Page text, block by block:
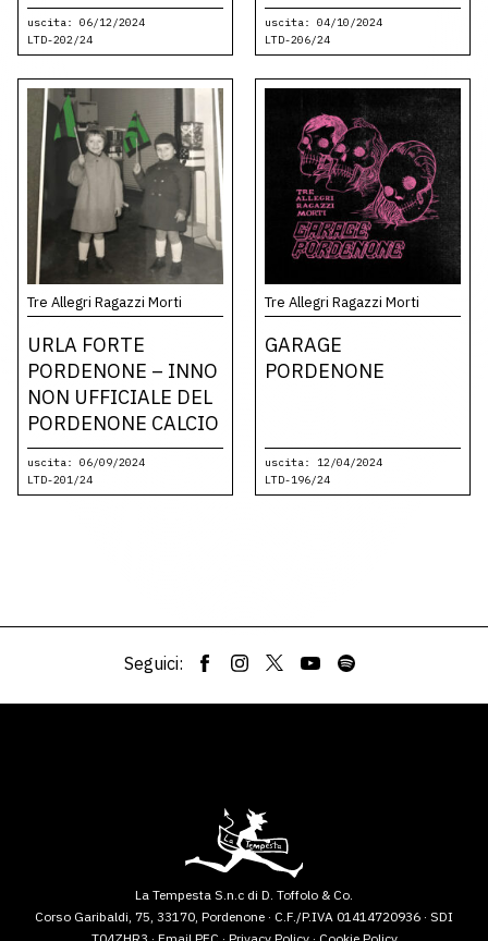
uscita: 06/12/2024
LTD-202/24
uscita: 04/10/2024
LTD-206/24
Tre Allegri Ragazzi Morti
URLA FORTE
PORDENONE – INNO
NON UFFICIALE DEL
PORDENONE CALCIO
uscita: 06/09/2024
LTD-201/24
Tre Allegri Ragazzi Morti
GARAGE
PORDENONE
uscita: 12/04/2024
LTD-196/24
Seguici:
La Tempesta S.n.c di D. Toffolo & Co.
Corso Garibaldi, 75, 33170, Pordenone · C.F./P.IVA 01414720936 · SDI